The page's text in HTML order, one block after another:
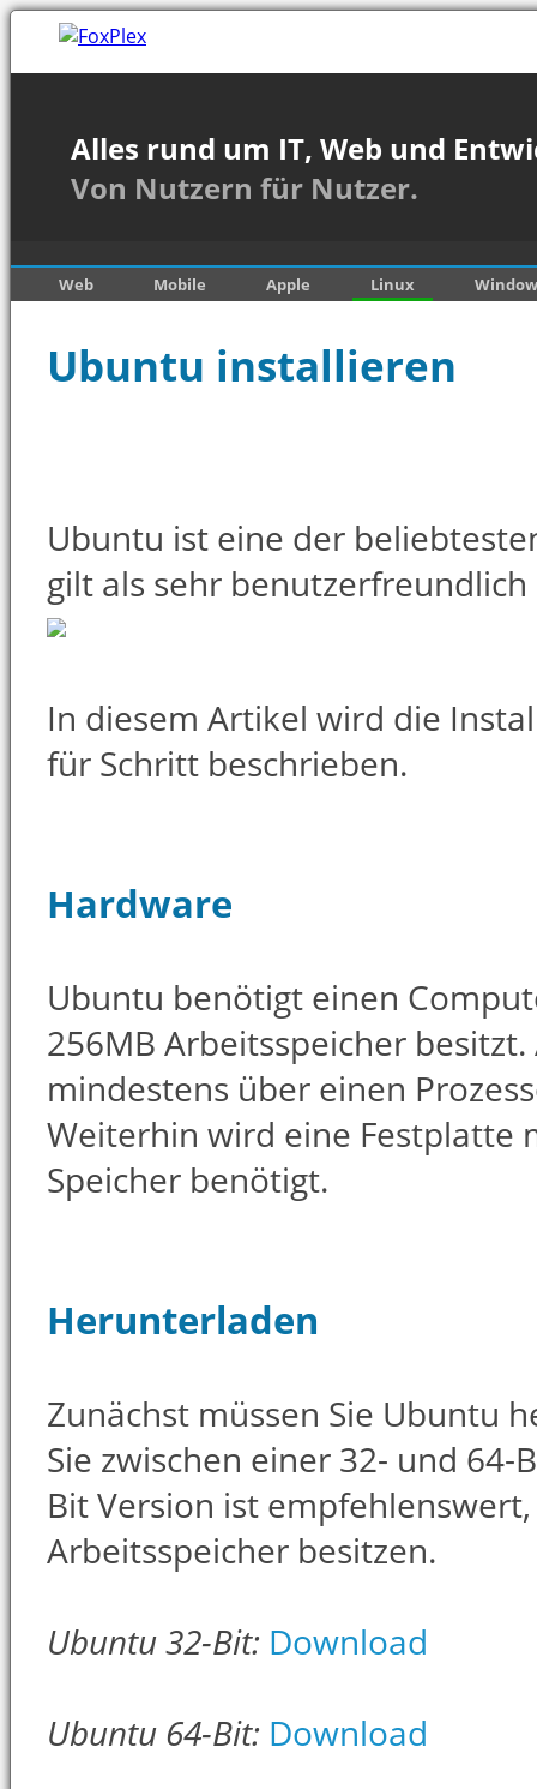
Alles rund um IT, Web und
Von Nutzern für Nutzer.
Web Mobile Apple Linux
Ubuntu installieren
Ubuntu ist eine der
gilt als sehr
In diesem Artikel wird die
für Schritt beschrieben.
Hardware
Ubuntu benötigt einen
256MB Arbeitsspeicher
mindestens über einen
Weiterhin wird eine Festplatte
Speicher benötigt.
Herunterladen
Zunächst müssen Sie Ubuntu
Sie zwischen einer 32- und 64-
Bit Version ist
Arbeitsspeicher besitzen.
Ubuntu 32-Bit: Download
Ubuntu 64-Bit: Download